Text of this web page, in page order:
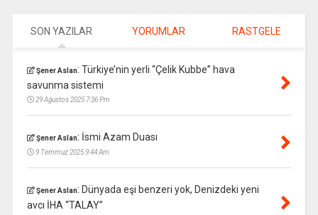
SON YAZILAR YORUMLAR RASTGELE
Şener Aslan: Türkiye’nin yerli “Çelik Kubbe” hava
savunma sistemi
29 Ağustos 2025 7:36 Pm
Şener Aslan: İsmi Azam Duası
9 Temmuz 2025 9:44 Am
Şener Aslan: Dünyada eşi benzeri yok, Denizdeki yeni
avcı İHA “TALAY”